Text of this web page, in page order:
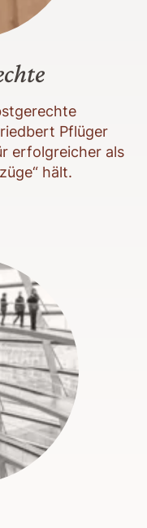
Pflüger
erfolgreicher als
hält.